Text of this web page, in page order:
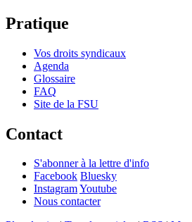
Pratique
Vos droits syndicaux
Agenda
Glossaire
FAQ
Site de la FSU
Contact
S'abonner à la lettre d'info
Facebook Bluesky
InstagramYoutube
Nous contacter